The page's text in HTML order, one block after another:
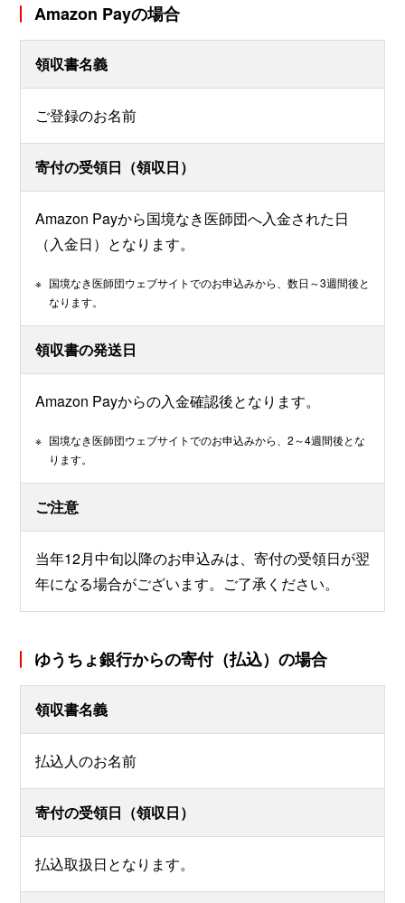
Amazon Payの場合
領収書名義
ご登録のお名前
寄付の受領日（領収日）
Amazon Payから国境なき医師団へ入金された日
（入金日）となります。
※ 国境なき医師団ウェブサイトでのお申込みから、数日～3週間後と
なります。
領収書の発送日
Amazon Payからの入金確認後となります。
※ 国境なき医師団ウェブサイトでのお申込みから、2～4週間後とな
ります。
ご注意
当年12月中旬以降のお申込みは、寄付の受領日が翌
年になる場合がございます。ご了承ください。
ゆうちょ銀行からの寄付（払込）の場合
領収書名義
払込人のお名前
寄付の受領日（領収日）
払込取扱日となります。